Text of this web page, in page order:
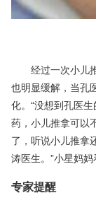
经过一次小儿
也明显缓解，当孔
化。“没想到孔医
药，小儿推拿可以
了，听说小儿推拿
涛医生。”小星妈妈
专家提醒